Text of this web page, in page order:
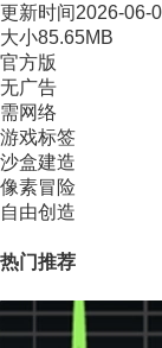
更新时间2026-06-
大小85.65MB
官方版
无广告
需网络
游戏标签
沙盒建造
像素冒险
自由创造
热门推荐